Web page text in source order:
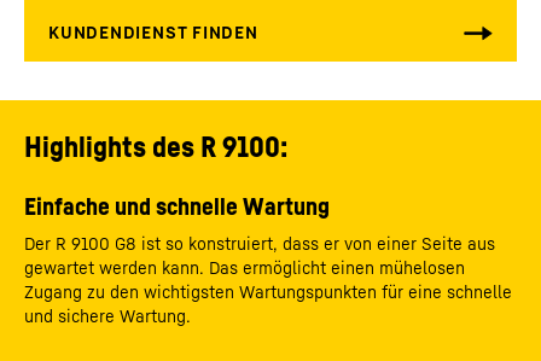
Highlights des R 9100:
Einfache und schnelle Wartung
Der R 9100 G8 ist so konstruiert, dass er von einer Seite aus
gewartet werden kann. Das ermöglicht einen mühelosen
Zugang zu den wichtigsten Wartungspunkten für eine schnelle
und sichere Wartung.